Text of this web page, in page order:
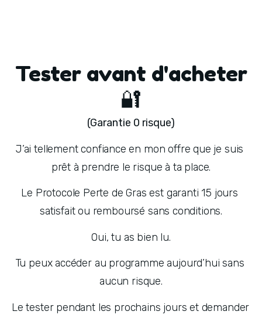
Tester avant d'acheter
🔐
(Garantie 0 risque)
J’ai tellement confiance en mon offre que je suis
prêt à prendre le risque à ta place.
Le Protocole Perte de Gras est garanti 15 jours
satisfait ou remboursé sans conditions.
Oui, tu as bien lu.
Tu peux accéder au programme aujourd’hui sans
aucun risque.
Le tester pendant les prochains jours et demander